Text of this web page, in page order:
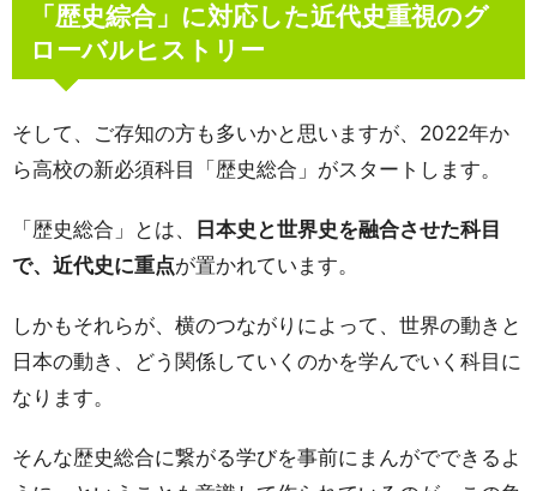
「歴史綜合」に対応した近代史重視のグ
ローバルヒストリー
そして、ご存知の方も多いかと思いますが、2022年か
ら高校の新必須科目「歴史総合」がスタートします。
「歴史総合」とは、 日本史と世界史を融合させた科目
で、近代史に重点が置かれています。
しかもそれらが、横のつながりによって、世界の動きと
日本の動き、どう関係していくのかを学んでいく科目に
なります。
そんな歴史総合に繋がる学びを事前にまんがでできるよ